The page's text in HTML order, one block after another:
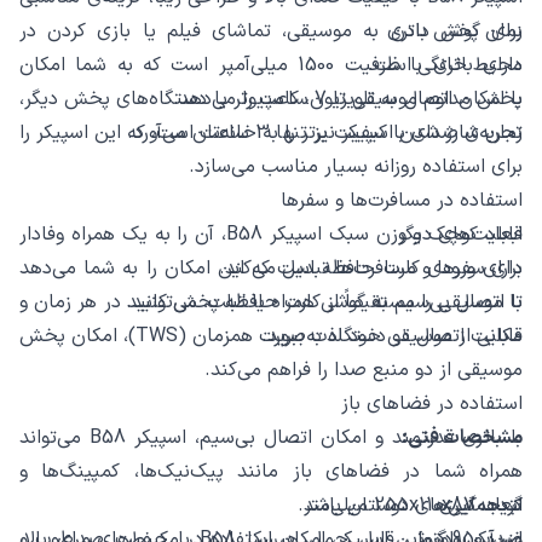
زمان پخش باتری
دارای باتری با ظرفیت 1500 میلی‌آمپر است که به شما امکان
پخش مداوم موسیقی تا 7 ساعت را می‌دهد.
زمان شارژ شدن اسپیکر نیز تنها 3 ساعت است، که این اسپیکر را
برای استفاده روزانه بسیار مناسب می‌سازد.
قابلیت‌های دیگر
دارای ورودی کارت حافظه است که این امکان را به شما می‌دهد
تا موسیقی را مستقیماً از کارت حافظه پخش کنید.
قابلیت اتصال دو دستگاه به‌صورت همزمان (TWS)، امکان پخش
موسیقی از دو منبع صدا را فراهم می‌کند.
مشخصات فنی:
ابعاد: 255x110x87 میلی‌متر
برای گوش دادن به موسیقی، تماشای فیلم یا بازی کردن در
محیط خانگی است.
با امکان اتصال به تلویزیون، کامپیوتر یا دستگاه‌های پخش دیگر،
تجربه‌ی صدای با کیفیت برتر را به خانه‌تان می‌آورد.
استفاده در مسافرت‌ها و سفرها
ابعاد کوچک و وزن سبک اسپیکر B58، آن را به یک همراه وفادار
برای سفرها و مسافرت‌ها تبدیل می‌کند.
با اتصال بی‌سیم به گوشی همراه یا تبلت، می‌توانید در هر زمان و
مکانی از موسیقی خود لذت ببرید.
استفاده در فضاهای باز
با باتری قدرتمند و امکان اتصال بی‌سیم، اسپیکر B58 می‌تواند
همراه شما در فضاهای باز مانند پیک‌نیک‌ها، کمپینگ‌ها و
گردهمایی‌های دوستان باشد.
نتیجه‌گیری